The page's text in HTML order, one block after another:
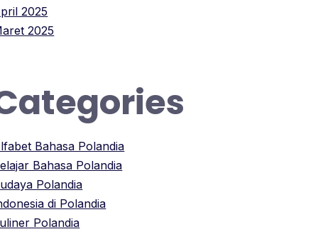
2025
2025
Bahasa Polandia
Bahasa Polandia
Polandia
di Polandia
Polandia